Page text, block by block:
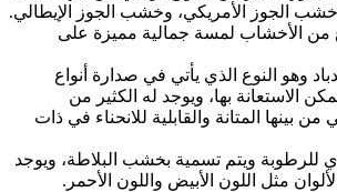
الجوز الأمريكي، وخشب الجوز الإيطالي.
من الأخشاب لمسة جمالية مميزة على
وهو النوع الذي يأتي في صدارة أنواع
الاستعانة بها، ويوجد له الكثير من
من بينها المتانة والقابلية للانحناء في ذات
للرطوبة ويتم تسمية بخشب البلاطة، ويوجد
مثل اللون الأبيض واللون الأحمر.